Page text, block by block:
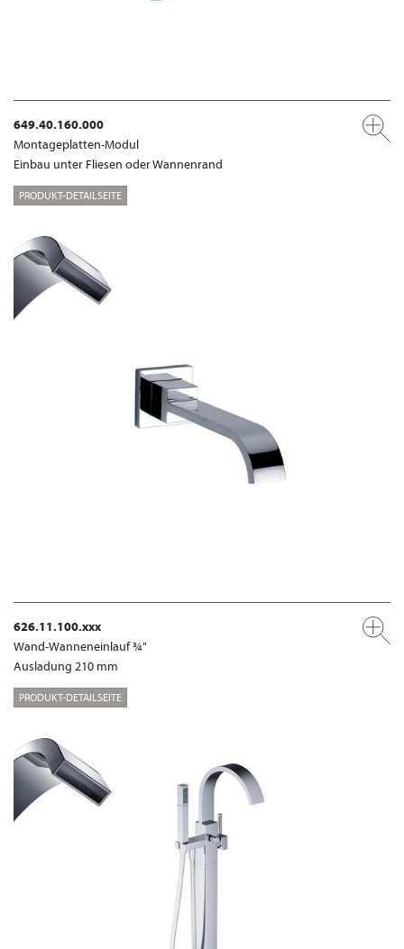
649.40.160.000
Montageplatten-Modul
Einbau unter Fliesen oder Wannenrand
PRODUKT-DETAILSEITE
626.11.100.xxx
Wand-Wanneneinlauf ¾"
Ausladung 210 mm
PRODUKT-DETAILSEITE